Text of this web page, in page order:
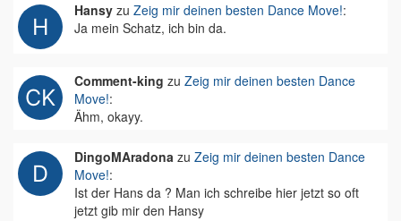
Hansy zu Zeig mir deinen besten Dance Move!:
Ja mein Schatz, ich bin da.
Comment-king zu Zeig mir deinen besten Dance
Move!:
Ähm, okayy.
DingoMAradona zu Zeig mir deinen besten Dance
Move!:
Ist der Hans da ? Man ich schreibe hier jetzt so oft
jetzt gib mir den Hansy